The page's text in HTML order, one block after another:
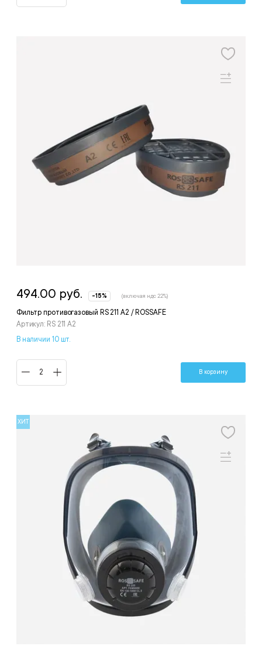
Фильтр противогазовый RS 211 A2 / ROSSAFE
Артикул: RS 211 A2
494.00 руб. -15% (включая ндс 22%)
В наличии 10 шт.
В корзину
ХИТ